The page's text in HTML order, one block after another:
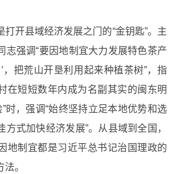
打开县域经济发展之门的“金钥匙”。主
志强调“要因地制宜大力发展特色茶产
，把荒山开垦利用起来种植茶树”，指
在短短数年内成为名副其实的闽东明
时，强调“始终坚持立足本地优势和选
式加快经济发展”。从县域到全国，
地制宜都是习近平总书记治国理政的
。